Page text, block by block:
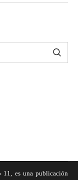
11, es una publicación